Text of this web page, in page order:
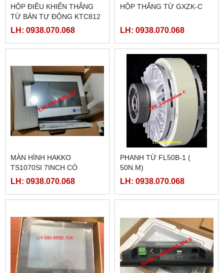
HỘP ĐIỀU KHIỂN THẮNG
TỪ BÁN TỰ ĐỘNG KTC812
LH: 0938.070.068
HỘP THẮNG TỪ GXZK-C
LH: 0938.070.068
MÀN HÌNH HAKKO
TS1070SI 7INCH CÓ
ETHERNET
LH: 0938.070.068
PHANH TỪ FL50B-1 (
50N.M)
LH: 0938.070.068